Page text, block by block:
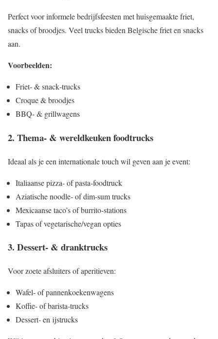
Perfect voor informele bedrijfsfeesten met huisgemaakte friet,
snacks of broodjes. Veel trucks bieden Belgische friet en snacks
aan.
Voorbeelden:
Friet‑ & snack‑trucks
Croque & broodjes
BBQ‑ & grillwagens
2. Thema‑ & wereldkeuken foodtrucks
Ideaal als je een internationale touch wil geven aan je event:
Italiaanse pizza‑ of pasta‑foodtruck
Aziatische noodle‑ of dim‑sum trucks
Mexicaanse taco’s of burrito‑stations
Tapas of vegetarische/vegan opties
3. Dessert‑ & dranktrucks
Voor zoete afsluiters of aperitieven:
Wafel‑ of pannenkoekenwagens
Koffie‑ of barista‑trucks
Dessert‑ en ijstrucks